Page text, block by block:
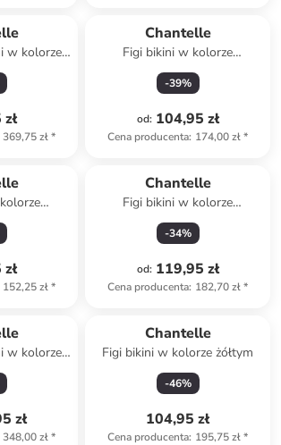
w kolorze
369,75 zł*
Chantelle
Figi bikini w kolorze
niebieskim
-39%
od: 104,95 zł
Cena producenta: 174,00 zł*
152,25 zł*
Chantelle
Figi bikini w kolorze
czerwono-fioletowym
-34%
od: 119,95 zł
Cena producenta: 182,70 zł*
w kolorze
zł
348,00 zł*
Chantelle
Figi bikini w kolorze żółtym
-46%
104,95 zł
Cena producenta: 195,75 zł*